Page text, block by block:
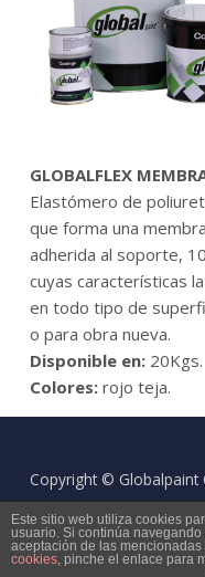
GLOBALFLEX
Elastómero de
que forma una
adherida al soporte,
cuyas características
en todo tipo de
o para obra nueva.
Disponible en:20Kgs.
Colores: rojo teja.
Copyright © Globalpaint
Este sitio web utiliza cookies
usuario. Si continúa
aceptación de las
cookies, pinche el enlace para